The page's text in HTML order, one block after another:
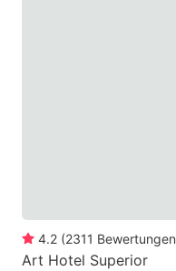
4.2 (2311 Bewertungen
Art Hotel Superior